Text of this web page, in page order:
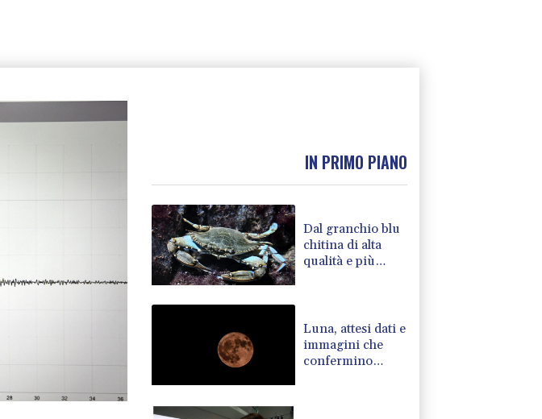
IN PRIMO PIANO
Dal granchio blu
chitina di alta
qualità e più
Luna, attesi dati e
immagini che
confermino